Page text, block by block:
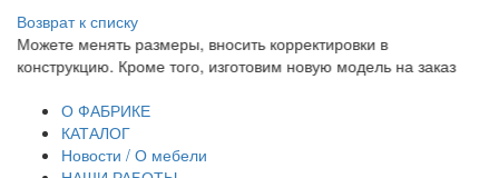
Возврат к списку
Можете менять размеры, вносить корректировки в
конструкцию. Кроме того, изготовим новую модель на заказ
О ФАБРИКЕ
КАТАЛОГ
Новости / О мебели